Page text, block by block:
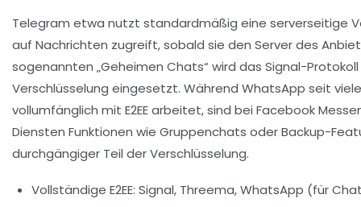
Telegram etwa nutzt standardmäßig eine serverseitige
auf Nachrichten zugreift, sobald sie den Server des
sogenannten „Geheimen Chats“ wird das Signal-
Verschlüsselung eingesetzt. Während WhatsApp seit
vollumfänglich mit E2EE arbeitet, sind bei Facebook
Diensten Funktionen wie Gruppenchats oder Backup-
durchgängiger Teil der Verschlüsselung.
Vollständige E2EE: Signal, Threema, WhatsApp (für